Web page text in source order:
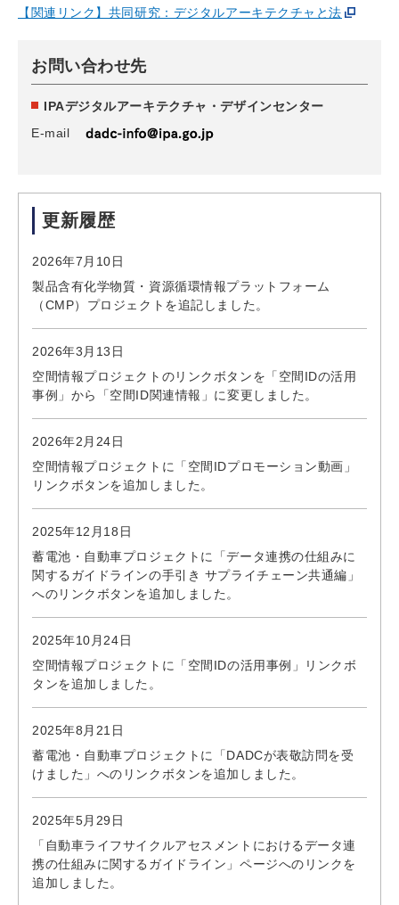
【関連リンク】共同研究：デジタルアーキテクチャと法
お問い合わせ先
IPAデジタルアーキテクチャ・デザインセンター
E-mail
更新履歴
2026年7月10日
製品含有化学物質・資源循環情報プラットフォーム
（CMP）プロジェクトを追記しました。
2026年3月13日
空間情報プロジェクトのリンクボタンを「空間IDの活用
事例」から「空間ID関連情報」に変更しました。
2026年2月24日
空間情報プロジェクトに「空間IDプロモーション動画」
リンクボタンを追加しました。
2025年12月18日
蓄電池・自動車プロジェクトに「データ連携の仕組みに
関するガイドラインの手引き サプライチェーン共通編」
へのリンクボタンを追加しました。
2025年10月24日
空間情報プロジェクトに「空間IDの活用事例」リンクボ
タンを追加しました。
2025年8月21日
蓄電池・自動車プロジェクトに「DADCが表敬訪問を受
けました」へのリンクボタンを追加しました。
2025年5月29日
「自動車ライフサイクルアセスメントにおけるデータ連
携の仕組みに関するガイドライン」ページへのリンクを
追加しました。